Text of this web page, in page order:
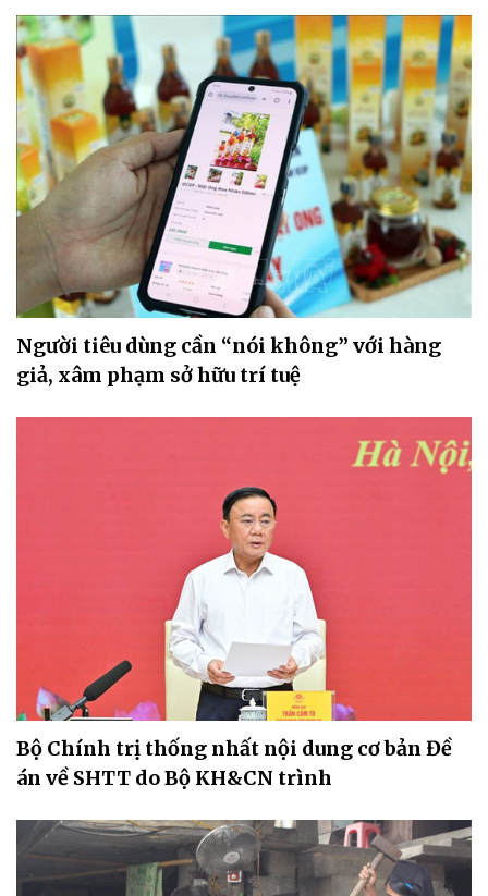
Người tiêu dùng cần “nói không” với hàng
giả, xâm phạm sở hữu trí tuệ
Bộ Chính trị thống nhất nội dung cơ bản Đề
án về SHTT do Bộ KH&CN trình